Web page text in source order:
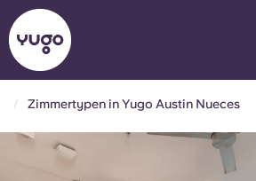
Über uns English (GB)
Zimmertypen in Yugo Austin Nueces